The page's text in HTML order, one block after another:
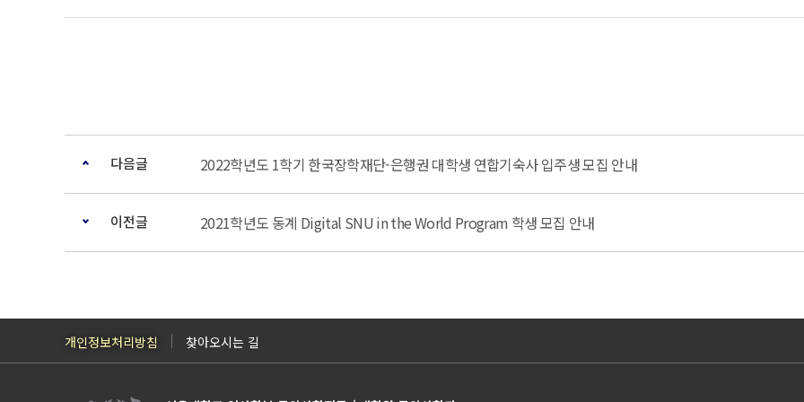
다음글 2022학년도 1학기 한국장학재단-은행권 대학생 연합기숙사 입주생 모집 안내
이전글 2021학년도 동계 Digital SNU in the World Program 학생 모집 안내
개인정보처리방침 찾아오시는 길